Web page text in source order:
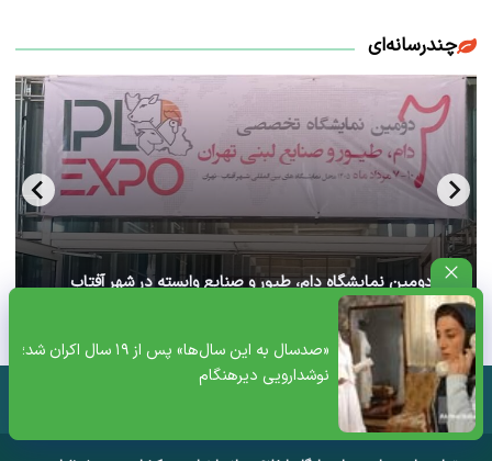
«صدسال به این سال‌ها» پس از ۱۹ سال اکران شد؛
نوشدارویی دیرهنگام
چندرسانه‌ای
آغاز دومین نمایشگاه دام، طیور و صنایع وابسته در شهر آفتاب
تهران+ ویدئو